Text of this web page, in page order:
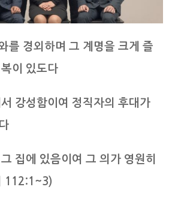
를 경외하며 그 계명을 크게 즐
이 있도다
강성함이여 정직자의 후대가
집에 있음이여 그 의가 영원히
112:1~3)